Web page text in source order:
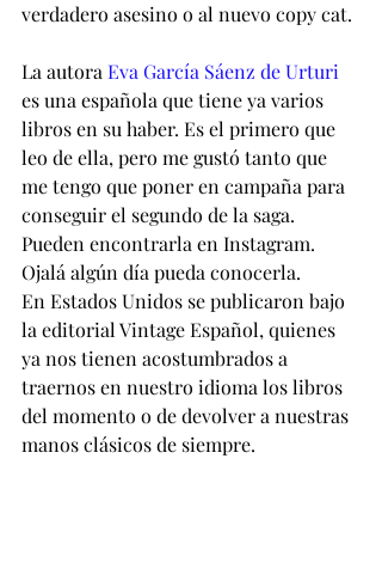
verdadero asesino o al nuevo copy cat.
La autora Eva García Sáenz de Urturi
es una española que tiene ya varios
libros en su haber. Es el primero que
leo de ella, pero me gustó tanto que
me tengo que poner en campaña para
conseguir el segundo de la saga.
Pueden encontrarla en Instagram.
Ojalá algún día pueda conocerla.
En Estados Unidos se publicaron bajo
la editorial Vintage Español, quienes
ya nos tienen acostumbrados a
traernos en nuestro idioma los libros
del momento o de devolver a nuestras
manos clásicos de siempre.